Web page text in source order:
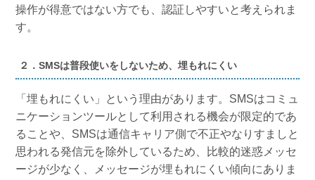
操作が得意ではない方でも、認証しやすいと考えられま
す。
２．SMSは普段使いをしないため、埋もれにくい
「埋もれにくい」という理由があります。SMSはコミュ
ニケーションツールとして利用される機会が限定的であ
ることや、SMSは通信キャリア側で不正やなりすましと
思われる発信元を除外しているため、比較的迷惑メッセ
ージが少なく、メッセージが埋もれにくい傾向にありま